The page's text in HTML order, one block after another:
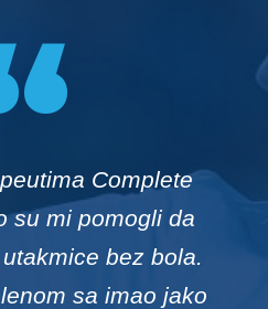
zajedno sa Tecar
osobljem
doveli su do toga
tri nedelje vratim